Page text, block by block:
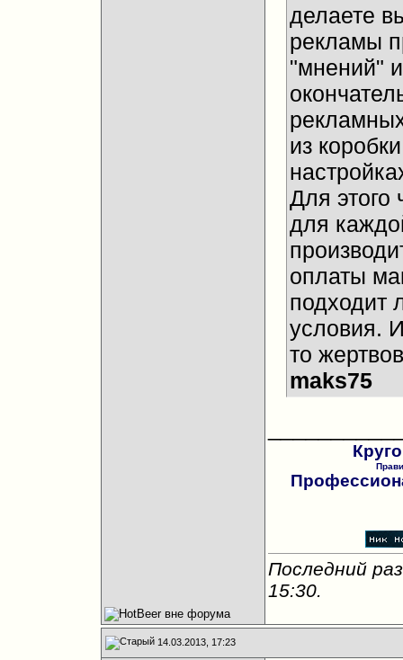
делаете
рекламы
"мнений"
из
Для этого
для
оплаты
подходит
условия.
то
maks75
Последний
15:30.
14.03.2013, 17:23